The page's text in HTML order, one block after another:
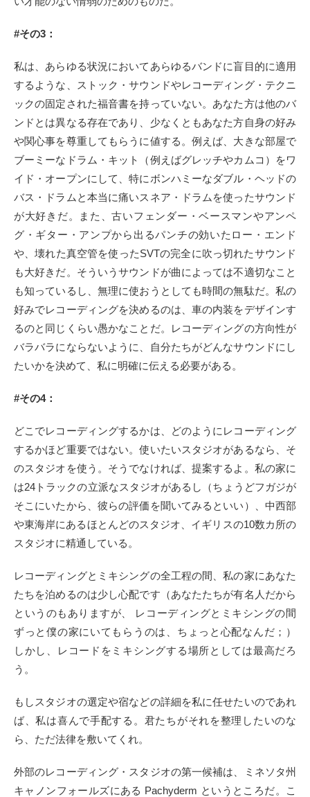
#その3：
私は、あらゆる状況においてあらゆるバンドに盲目的に適用
するような、ストック・サウンドやレコーディング・テクニ
ックの固定された福音書を持っていない。あなた方は他のバ
ンドとは異なる存在であり、少なくともあなた方自身の好み
や関心事を尊重してもらうに値する。例えば、大きな部屋で
ブーミーなドラム・キット（例えばグレッチやカムコ）をワ
イド・オープンにして、特にボンハミーなダブル・ヘッドの
バス・ドラムと本当に痛いスネア・ドラムを使ったサウンド
が大好きだ。また、古いフェンダー・ベースマンやアンペ
グ・ギター・アンプから出るパンチの効いたロー・エンド
や、壊れた真空管を使ったSVTの完全に吹っ切れたサウンド
も大好きだ。そういうサウンドが曲によっては不適切なこと
も知っているし、無理に使おうとしても時間の無駄だ。私の
好みでレコーディングを決めるのは、車の内装をデザインす
るのと同じくらい愚かなことだ。レコーディングの方向性が
バラバラにならないように、自分たちがどんなサウンドにし
たいかを決めて、私に明確に伝える必要がある。
#その4：
どこでレコーディングするかは、どのようにレコーディング
するかほど重要ではない。使いたいスタジオがあるなら、そ
のスタジオを使う。そうでなければ、提案するよ。私の家に
は24トラックの立派なスタジオがあるし（ちょうどフガジが
そこにいたから、彼らの評価を聞いてみるといい）、中西部
や東海岸にあるほとんどのスタジオ、イギリスの10数カ所の
スタジオに精通している。
レコーディングとミキシングの全工程の間、私の家にあなた
たちを泊めるのは少し心配です（あなたたちが有名人だから
というのもありますが、 レコーディングとミキシングの間
ずっと僕の家にいてもらうのは、ちょっと心配なんだ；）
しかし、レコードをミキシングする場所としては最高だろ
う。
もしスタジオの選定や宿などの詳細を私に任せたいのであれ
ば、私は喜んで手配する。君たちがそれを整理したいのな
ら、ただ法律を敷いてくれ。
外部のレコーディング・スタジオの第一候補は、ミネソタ州
キャノンフォールズにある Pachyderm というところだ。こ